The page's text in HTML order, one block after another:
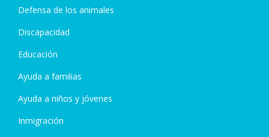
Defensa de los animales
Discapacidad
Educación
Ayuda a familias
Ayuda a niños y jóvenes
Inmigración